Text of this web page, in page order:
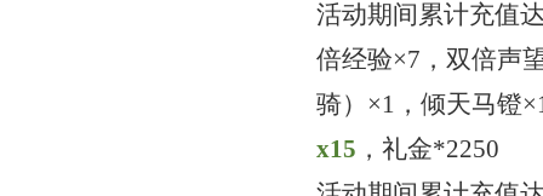
活动期间累计充值
倍经验×7，双倍声
骑） ×1，倾天马镫
x1 5 ，礼金*2250